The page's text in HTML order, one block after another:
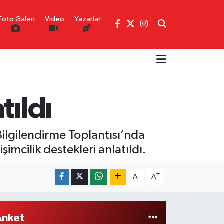
Foto Galeri Video Yazarlar
Toplantısı’nda
destekleri anlatıldı.
A- A+